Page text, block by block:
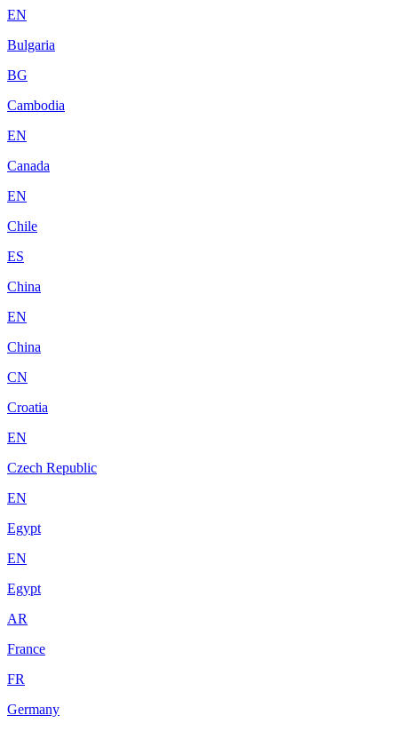
EN
Bulgaria
BG
Cambodia
EN
Canada
EN
Chile
ES
China
EN
China
CN
Croatia
EN
Czech Republic
EN
Egypt
EN
Egypt
AR
France
FR
Germany